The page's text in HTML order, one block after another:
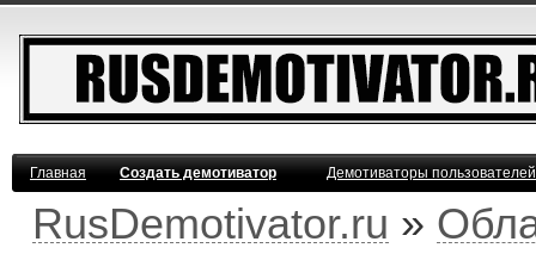
Главная Создать демотиватор Демотиваторы
RusDemotivator.ru »